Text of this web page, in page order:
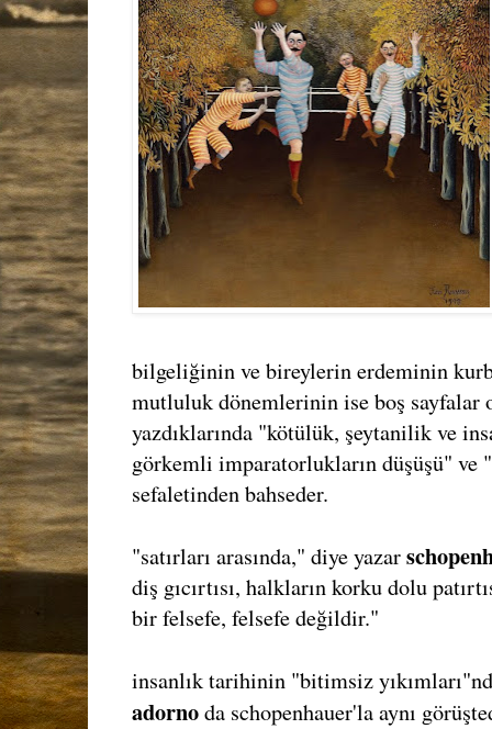
bilgeliğinin ve bireylerin erdeminin
mutluluk dönemlerinin ise boş sayfalar
yazdıklarında "kötülük, şeytanilik ve
görkemli imparatorlukların düşüşü" ve
sefaletinden bahseder.
"satırları arasında," diye yazar
diş gıcırtısı, halkların korku dolu
bir felsefe, felsefe değildir."
insanlık tarihinin "bitimsiz
adornoda schopenhauer'la aynı